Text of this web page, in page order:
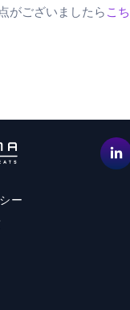
がございましたらこ
ー